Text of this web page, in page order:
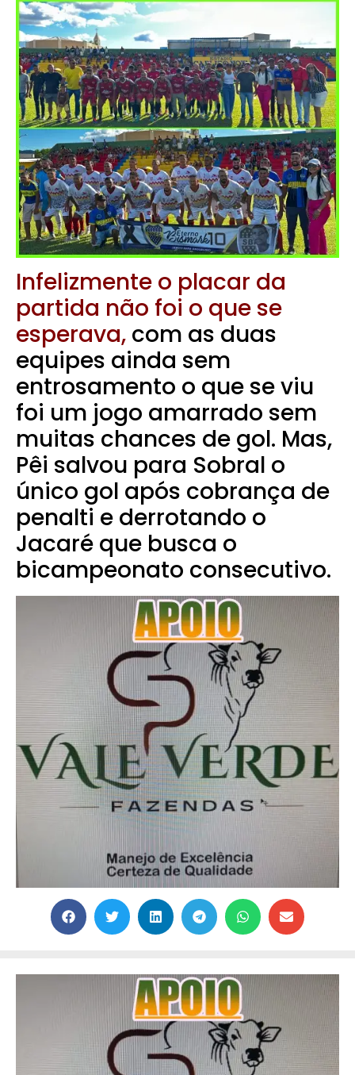
Infelizmente o placar da
partida não foi o que se
esperava, com as duas
equipes ainda sem
entrosamento o que se viu
foi um jogo amarrado sem
muitas chances de gol. Mas,
Pêi salvou para Sobral o
único gol após cobrança de
penalti e derrotando o
Jacaré que busca o
bicampeonato consecutivo.